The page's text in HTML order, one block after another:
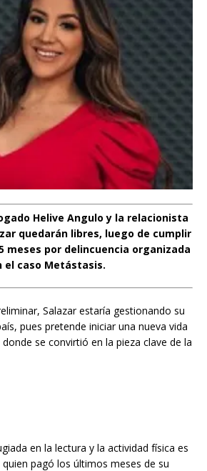
Helive Angulo y la relacionista
quedarán libres, luego de cumplir
meses por delincuencia organizada
el caso Metástasis.
Salazar estaría gestionando su
pues pretende iniciar una nueva vida
se convirtió en la pieza clave de la
en la lectura y la actividad física es
pagó los últimos meses de su